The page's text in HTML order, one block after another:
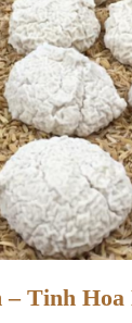
– Tinh